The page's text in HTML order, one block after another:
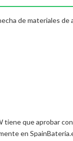
de materiales de
tiene que aprobar
en